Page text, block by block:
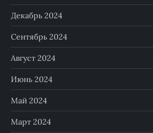
Декабрь 2024
Сентябрь 2024
Август 2024
Июнь 2024
Май 2024
Март 2024